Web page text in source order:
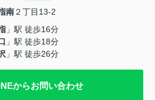
南２丁目13-2
」駅 徒歩16分
」駅 徒歩18分
」駅 徒歩26分
からお問い合わせ